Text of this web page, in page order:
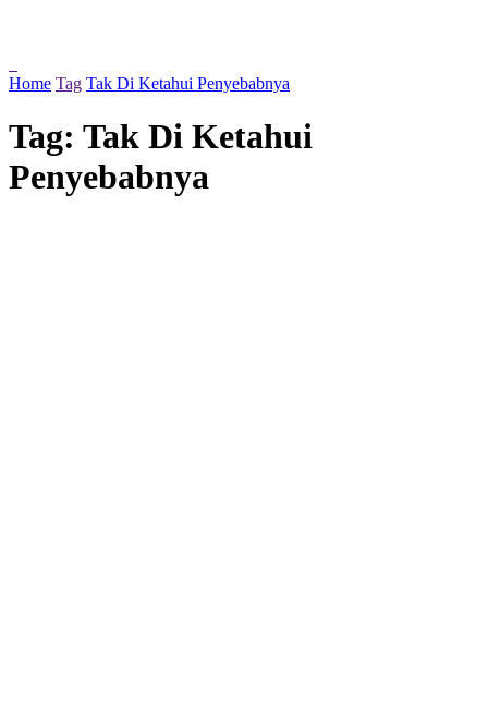
Home Tag Tak Di Ketahui Penyebabnya
Tag: Tak Di Ketahui
Penyebabnya